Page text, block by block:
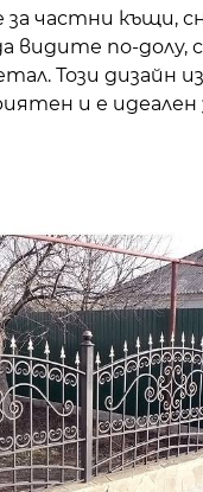
частни къщи,
видите по-долу,
Този дизайн
и е идеален